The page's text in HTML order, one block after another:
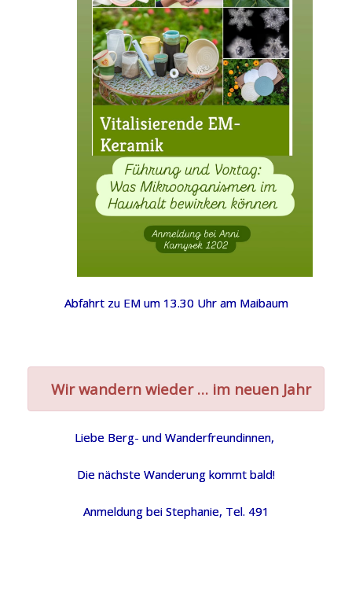
Abfahrt zu EM um 13.30 Uhr am Maibaum
Wir wandern wieder … im neuen Jahr
Liebe Berg- und Wanderfreundinnen,
Die nächste Wanderung kommt bald!
Anmeldung bei Stephanie, Tel. 491